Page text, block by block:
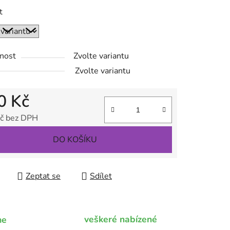
Zvolte variantu
Zvolte variantu
Kč
bez DPH
DO KOŠÍKU
Zeptat se Sdílet
veškeré nabízené